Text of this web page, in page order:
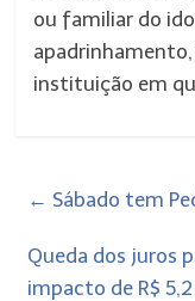
ou familiar do
instituição em
← Sábado tem
Queda dos juros
impacto de R$